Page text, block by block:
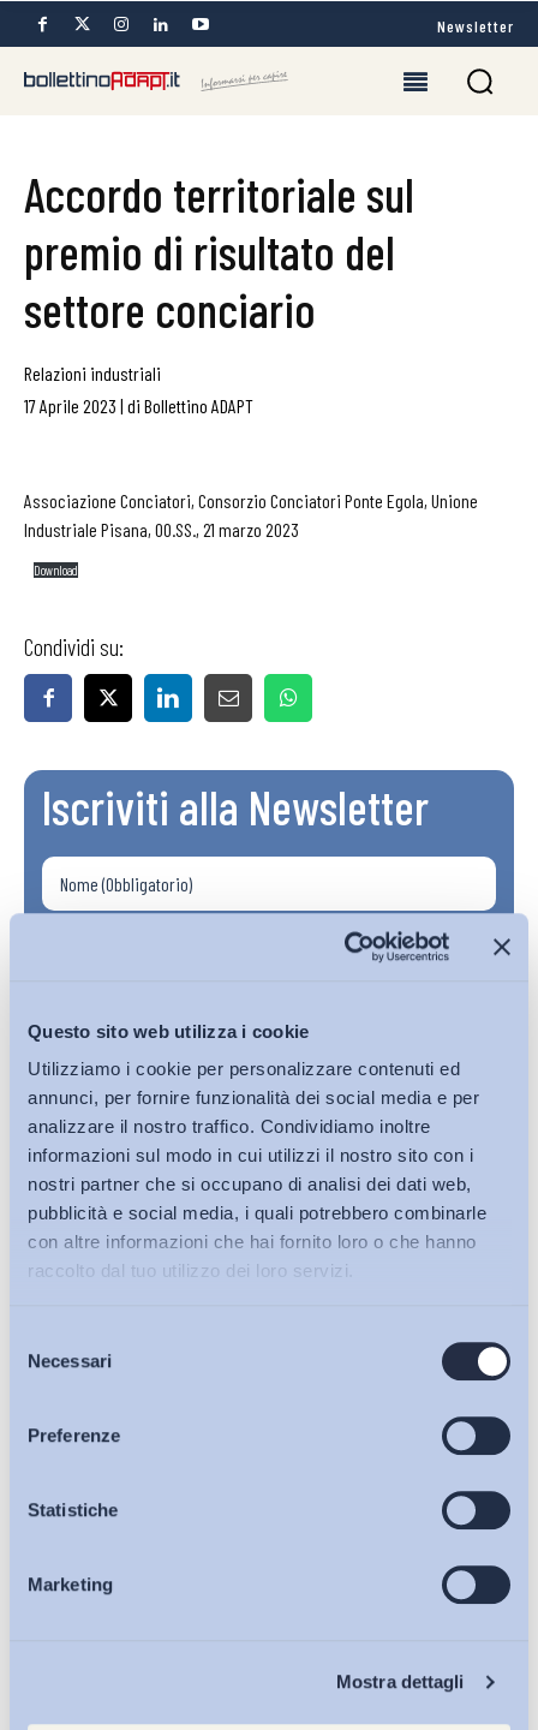
Questo sito web utilizza i cookie
Utilizziamo i cookie per personalizzare contenuti ed
annunci, per fornire funzionalità dei social media e per
analizzare il nostro traffico. Condividiamo inoltre
informazioni sul modo in cui utilizzi il nostro sito con i
nostri partner che si occupano di analisi dei dati web,
pubblicità e social media, i quali potrebbero combinarle
con altre informazioni che hai fornito loro o che hanno
raccolto dal tuo utilizzo dei loro servizi.
delNecessari
Preferenze
Statistiche
Marketing
Mostra dettagli
Bollettini ADAPT
Articoli
Osservatori
Eventi
Newsletter
Accordo territoriale sul
premio di risultato del
settore conciario
Relazioni industriali
17 Aprile 2023 | di Bollettino ADAPT
Associazione Conciatori, Consorzio Conciatori Ponte Egola, Unione
Industriale Pisana, OO.SS., 21 marzo 2023
Download
Condividi su:
Iscriviti alla Newsletter
Ho letto e Accetto il trattamento dei dati personali descritti
Iscriviti